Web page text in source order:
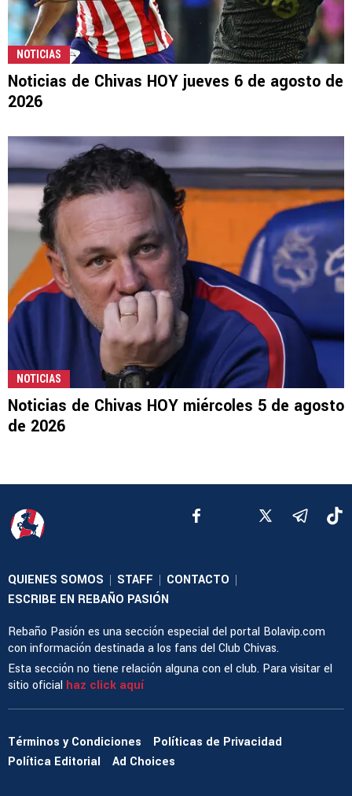
NOTICIAS
Noticias de Chivas HOY jueves 6 de agosto de
2026
NOTICIAS
Noticias de Chivas HOY miércoles 5 de agosto
de 2026
QUIENES SOMOS | STAFF | CONTACTO |
ESCRIBE EN REBAÑO PASIÓN
Rebaño Pasión es una sección especial del portal Bolavip.com
con información destinada a los fans del Club Chivas.
Esta sección no tiene relación alguna con el club. Para visitar el
sitio oficial haz click aquí
Términos y Condiciones
Políticas de Privacidad
Política Editorial
Ad Choices